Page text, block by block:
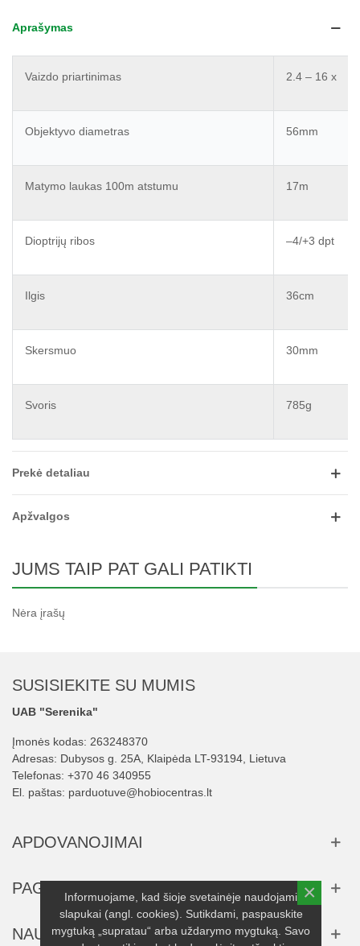
Aprašymas
Vaizdo priartinimas 2.4 – 16 x
Objektyvo diametras 56mm
Matymo laukas 100m atstumu 17m
Dioptrijų ribos –4/+3 dpt
Ilgis 36cm
Skersmuo 30mm
Svoris 785g
Prekė detaliau
Apžvalgos
JUMS TAIP PAT GALI PATIKTI
Nėra įrašų
SUSISIEKITE SU MUMIS
UAB "Serenika"
Įmonės kodas: 263248370
Adresas: Dubysos g. 25A, Klaipėda LT-93194, Lietuva
Telefonas: +370 46 340955
El. paštas: parduotuve@hobiocentras.lt
APDOVANOJIMAI
PAGALBA
NAUJIENLAIŠKIS
Informuojame, kad šioje svetainėje naudojami
slapukai (angl. cookies). Sutikdami, paspauskite
mygtuką „supratau“ arba uždarymo mygtuką. Savo
×